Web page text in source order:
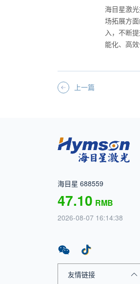
海目星激
场拓展方
入，不断
能化、高效
上一篇
海目星 688559
47.10 RMB
2026-08-07 16:14:38
友情链接